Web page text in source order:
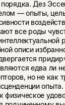
Дез
— опыты,
все роды
описи
едва ли
но не как
опыта.
физическое